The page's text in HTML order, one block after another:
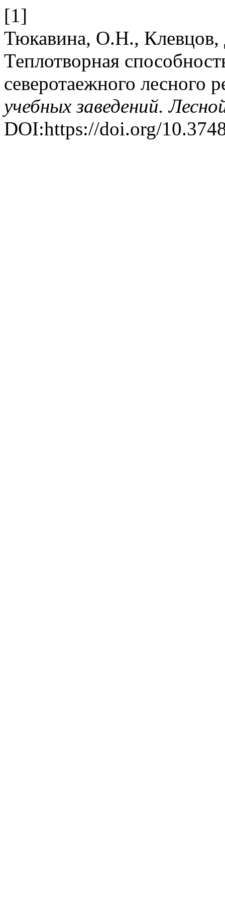
[1]
Тюкавина, О.Н.,
Теплотворная
северотаежного лесного
учебных заведений.
DOI:https://doi.org/